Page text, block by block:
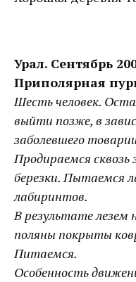
Урал. Сентябрь
Приполярная
Шесть человек.
выйти позже, в
заболевшего
Продираемся сквозь
березки. Пытаемся
лабиринтов.
В результате лезем
поляны покрыты
Питаемся.
Особенность